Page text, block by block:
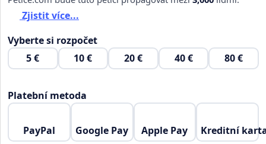
Zjistit více...
Vyberte si rozpočet
5 €
10 € 20 € 40 € 80 €
Platební metoda
PayPal Google Pay Apple Pay Kreditní